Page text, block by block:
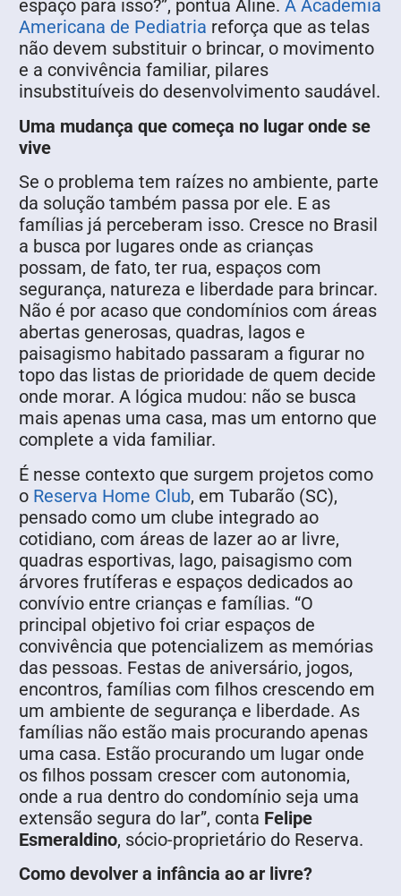
espaço para isso?”, pontua Aline. A Academia
Americana de Pediatria reforça que as telas
não devem substituir o brincar, o movimento
e a convivência familiar, pilares
insubstituíveis do desenvolvimento saudável.
Uma mudança que começa no lugar onde se
vive
Se o problema tem raízes no ambiente, parte
da solução também passa por ele. E as
famílias já perceberam isso. Cresce no Brasil
a busca por lugares onde as crianças
possam, de fato, ter rua, espaços com
segurança, natureza e liberdade para brincar.
Não é por acaso que condomínios com áreas
abertas generosas, quadras, lagos e
paisagismo habitado passaram a figurar no
topo das listas de prioridade de quem decide
onde morar. A lógica mudou: não se busca
mais apenas uma casa, mas um entorno que
complete a vida familiar.
É nesse contexto que surgem projetos como
o Reserva Home Club, em Tubarão (SC),
pensado como um clube integrado ao
cotidiano, com áreas de lazer ao ar livre,
quadras esportivas, lago, paisagismo com
árvores frutíferas e espaços dedicados ao
convívio entre crianças e famílias. “O
principal objetivo foi criar espaços de
convivência que potencializem as memórias
das pessoas. Festas de aniversário, jogos,
encontros, famílias com filhos crescendo em
um ambiente de segurança e liberdade. As
famílias não estão mais procurando apenas
uma casa. Estão procurando um lugar onde
os filhos possam crescer com autonomia,
onde a rua dentro do condomínio seja uma
extensão segura do lar”, conta Felipe
Esmeraldino, sócio-proprietário do Reserva.
Como devolver a infância ao ar livre?